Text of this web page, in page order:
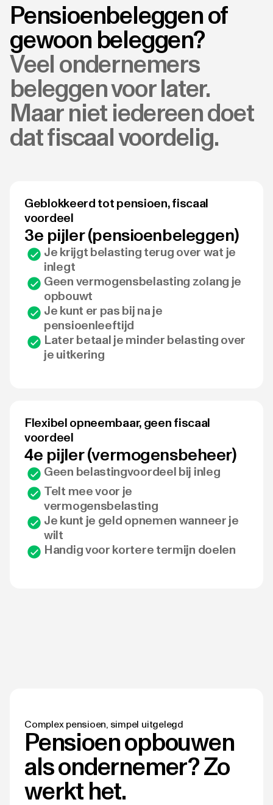
Pensioenbeleggen of
gewoon beleggen?
Veel ondernemers
beleggen voor later.
Maar niet iedereen doet
dat fiscaal voordelig.
Geblokkeerd tot pensioen, fiscaal
voordeel
3e pijler (pensioenbeleggen)
Je krijgt belasting terug over wat je
inlegt
Geen vermogensbelasting zolang je
opbouwt
Je kunt er pas bij na je
pensioenleeftijd
Later betaal je minder belasting over
je uitkering
Flexibel opneembaar, geen fiscaal
voordeel
4e pijler (vermogensbeheer)
Geen belastingvoordeel bij inleg
Telt mee voor je
vermogensbelasting
Je kunt je geld opnemen wanneer je
wilt
Handig voor kortere termijn doelen
Complex pensioen, simpel uitgelegd
Pensioen opbouwen
als ondernemer? Zo
werkt het.